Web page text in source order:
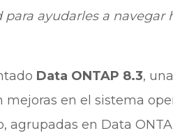
ayudarles a navegar
Data ONTAP 8.3,
en el sistema
en Data